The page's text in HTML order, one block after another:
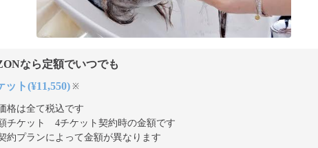
なら定額でいつでも
ット(¥11,550) ※
格は全て税込です
チケット 4チケット契約時の金額です
約プランによって金額が異なります